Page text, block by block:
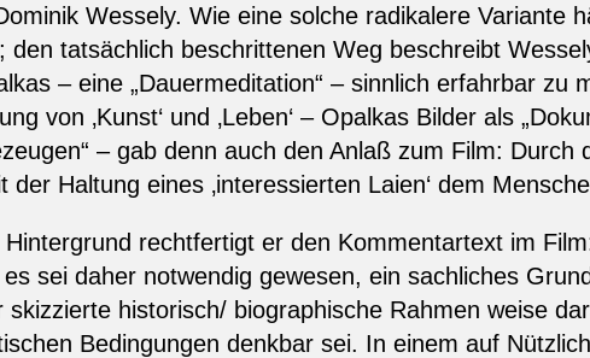
Wessely. Wie eine solche radikalere Variante
den tatsächlich beschrittenen Weg beschreibt
– eine „Dauermeditation“ – sinnlich erfahrbar zu
von ‚Kunst‘ und ‚Leben‘ – Opalkas Bilder als
– gab denn auch den Anlaß zum Film: Durch
der Haltung eines ‚interessierten Laien‘ dem
Hintergrund rechtfertigt er den Kommentartext im
sei daher notwendig gewesen, ein sachliches
skizzierte historisch/ biographische Rahmen weise
Bedingungen denkbar sei. In einem auf